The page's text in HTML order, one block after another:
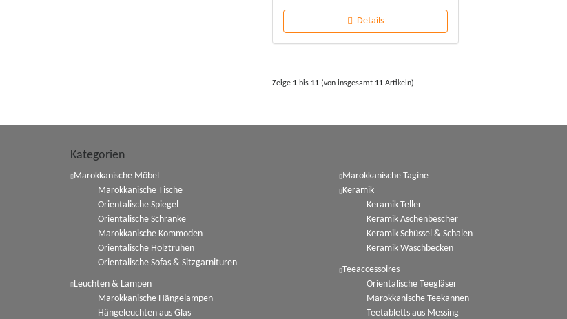
Details
Zeige 1bis 11(von insgesamt 11Artikeln)
Kategorien
Marokkanische Möbel
Marokkanische Tische
Orientalische Spiegel
Orientalische Schränke
Marokkanische Kommoden
Orientalische Holztruhen
Orientalische Sofas & Sitzgarnituren
Leuchten & Lampen
Marokkanische Hängelampen
Hängeleuchten aus Glas
Marokkanische Tagine
Keramik
Keramik Teller
Keramik Aschenbescher
Keramik Schüssel & Schalen
Keramik Waschbecken
Teeaccessoires
Orientalische Teegläser
Marokkanische Teekannen
Teetabletts aus Messing